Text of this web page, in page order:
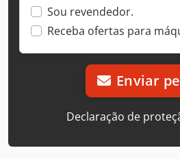
Sou revendedor.
Receba ofertas para
Enviar
Declaração de